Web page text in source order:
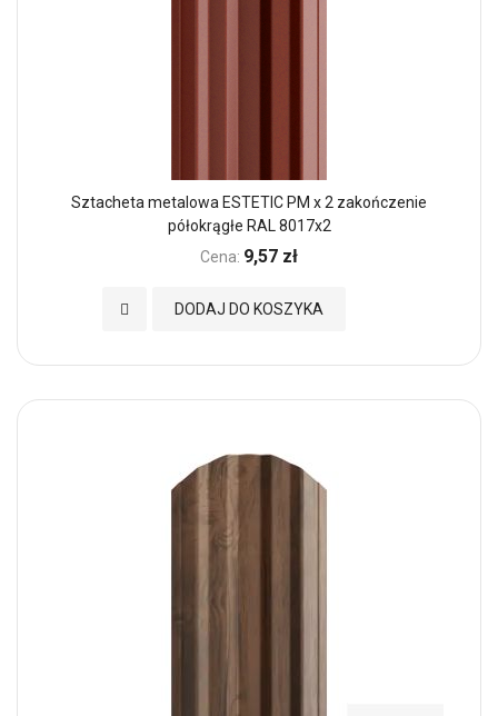
Sztacheta metalowa ESTETIC PM x 2 zakończenie
półokrągłe RAL 8017x2
Cena: 9,57 zł
DODAJ DO KOSZYKA
Dodaj do Ulubionych